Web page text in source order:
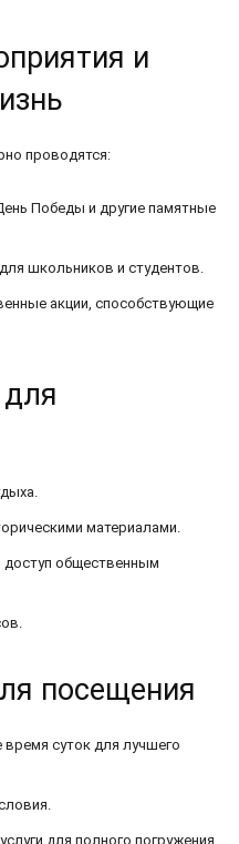
и
проводятся:
Победы и другие памятные
школьников и студентов.
акции, способствующие
материалами.
общественным
посещения
суток для лучшего
для полного погружения